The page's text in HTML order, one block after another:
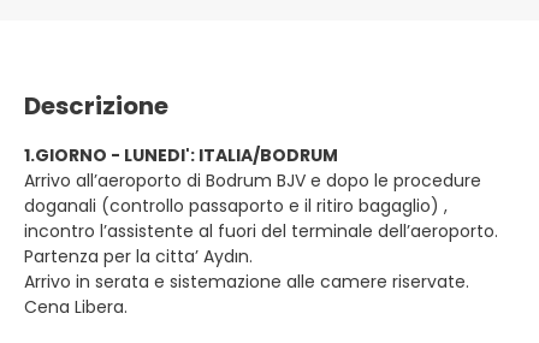
Descrizione
1.GIORNO - LUNEDI': ITALIA/BODRUM
Arrivo all’aeroporto di Bodrum BJV e dopo le procedure
doganali (controllo passaporto e il ritiro bagaglio) ,
incontro l’assistente al fuori del terminale dell’aeroporto.
Partenza per la citta’ Aydın.
Arrivo in serata e sistemazione alle camere riservate.
Cena Libera.